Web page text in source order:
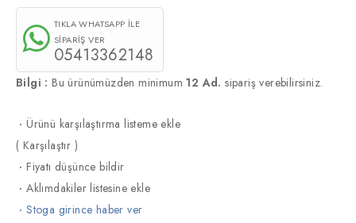
TIKLA WHATSAPP İLE
SİPARİŞ VER
05413362148
Bilgi : Bu ürünümüzden minimum12 Ad. sipariş verebilirsiniz.
·Ürünü karşılaştırma listeme ekle
( Karşılaştır )
·Fiyatı düşünce bildir
·Aklımdakiler listesine ekle
·Stoga girince haber ver